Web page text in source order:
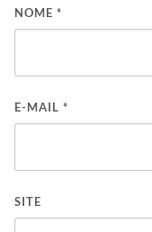
NOME *
E-MAIL *
SITE